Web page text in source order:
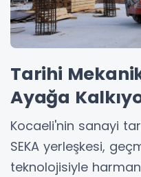
Tarihi
Ayağa
Kocaeli'nin sanayi
SEKA yerleşkesi,
teknolojisiyle